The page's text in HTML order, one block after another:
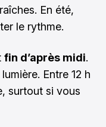
En été,
le rythme.
fin d’après midi.
Entre 12 h
surtout si vous